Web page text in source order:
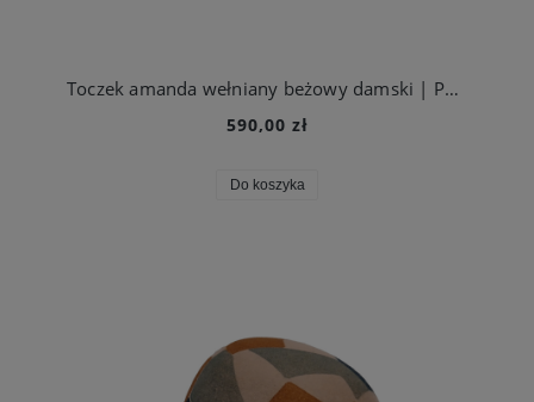
Toczek amanda wełniany beżowy damski | Panizza
590,00 zł
Do koszyka